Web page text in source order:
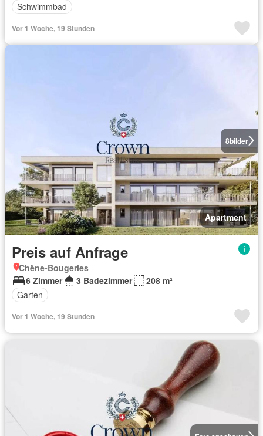
Schwimmbad
Vor 1 Woche, 19 Stunden
8bilder
Apartment
Preis auf Anfrage
Chêne-Bougeries
6 Zimmer
3 Badezimmer
208 m²
Garten
Vor 1 Woche, 19 Stunden